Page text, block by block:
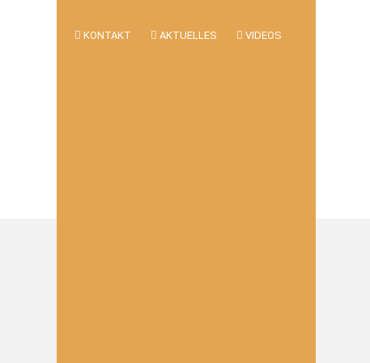
KONTAKT AKTUELLES VIDEOS